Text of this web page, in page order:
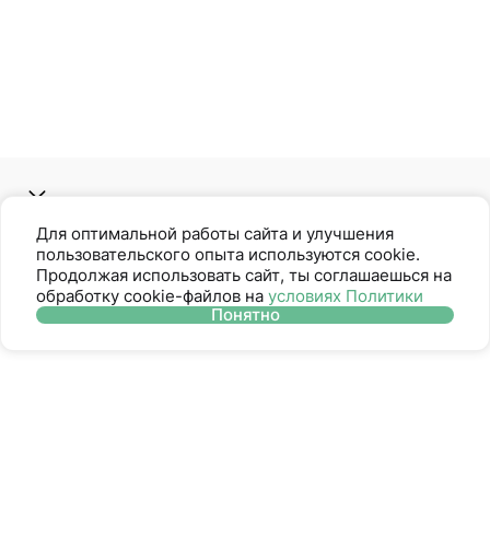
Социальные сети
Для оптимальной работы сайта и улучшения
пользовательского опыта используются cookie.
Продолжая использовать сайт, ты соглашаешься на
обработку cookie-файлов на условиях Политики
Понятно